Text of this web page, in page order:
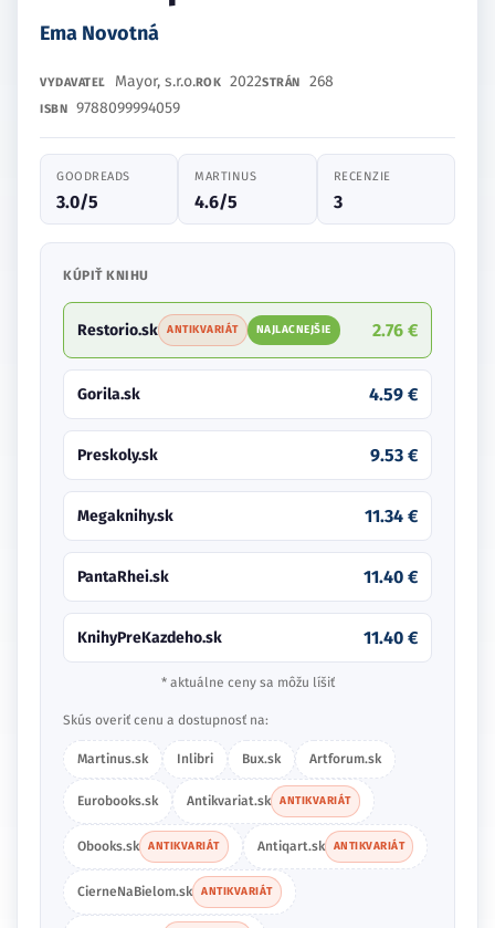
Ema Novotná
VYDAVATEĽ Mayor, s.r.o.ROK 2022STRÁN 268
ISBN 9788099994059
GOODREADS
3.0/5
MARTINUS
4.6/5
RECENZIE
3
KÚPIŤ KNIHU
Restorio.sk ANTIKVARIÁT NAJLACNEJŠIE 2.76 €
Gorila.sk 4.59 €
Preskoly.sk 9.53 €
Megaknihy.sk 11.34 €
PantaRhei.sk 11.40 €
KnihyPreKazdeho.sk 11.40 €
* aktuálne ceny sa môžu líšiť
Skús overiť cenu a dostupnosť na:
Martinus.sk Inlibri Bux.sk Artforum.sk
Eurobooks.sk Antikvariat.sk ANTIKVARIÁT
Obooks.sk ANTIKVARIÁT Antiqart.sk ANTIKVARIÁT
CierneNaBielom.sk ANTIKVARIÁT